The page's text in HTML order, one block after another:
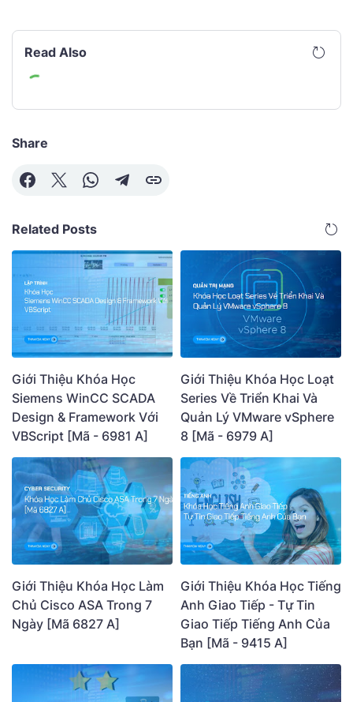
Read Also
Share
Related Posts
Giới Thiệu Khóa Học
Siemens WinCC SCADA
Design & Framework Với
VBScript [Mã - 6981 A]
Giới Thiệu Khóa Học Loạt
Series Về Triển Khai Và
Quản Lý VMware vSphere
8 [Mã - 6979 A]
Giới Thiệu Khóa Học Làm
Chủ Cisco ASA Trong 7
Ngày [Mã 6827 A]
Giới Thiệu Khóa Học Tiếng
Anh Giao Tiếp - Tự Tin
Giao Tiếp Tiếng Anh Của
Bạn [Mã - 9415 A]